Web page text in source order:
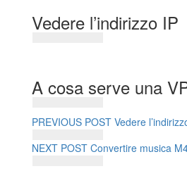
Vedere l’indirizzo IP
A cosa serve una
Navigazione
articoli
PREVIOUS POST Previous
Vedere
NEXT POST Next
Convertire musica